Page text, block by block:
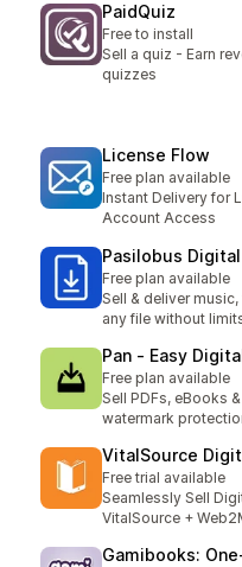
PaidQuiz
Free to install
Sell a quiz - Earn
quizzes
License Flow
Free plan available
Instant Delivery for
Account Access
Pasilobus
Free plan available
Sell & deliver
any file without
Pan ‑ Easy
Free plan available
Sell PDFs, eBooks
watermark
VitalSource
Free trial available
Seamlessly Sell
VitalSource +
Gamibooks: